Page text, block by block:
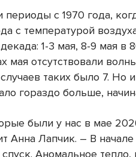
периоды с 1970 года,
с температурой
1-3 мая, 8-9 мая в
мая отсутствовали
таких было 7. Но
гораздо больше,
были у нас в мае
Анна Лапчик. – В
Аномальное тепло,